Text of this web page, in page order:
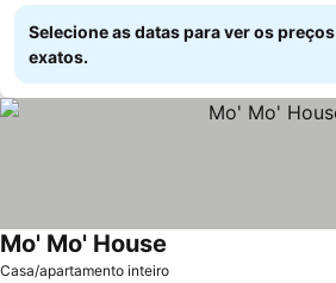
Selecione as datas para ver os preços
exatos.
Casa/apartamento inteiro
Mo' Mo' House